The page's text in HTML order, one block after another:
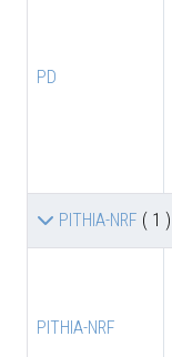
PD
PITHIA-NRF ( 1 )
PITHIA-NRF